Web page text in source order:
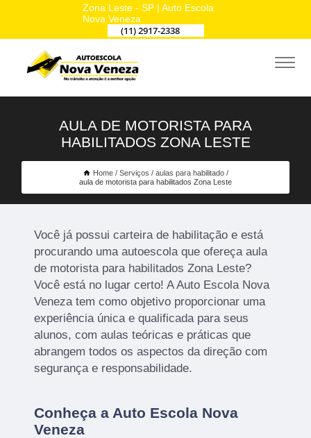
Zona Leste - SP | Auto Escola
Nova Veneza
(11) 2917-2338
AULA DE MOTORISTA PARA
HABILITADOS ZONA LESTE
Home Serviços
aulas para habilitado
aula de motorista para habilitados Zona Leste
Você já possui carteira de habilitação e está
procurando uma autoescola que ofereça aula
de motorista para habilitados Zona Leste?
Você está no lugar certo! A Auto Escola Nova
Veneza tem como objetivo proporcionar uma
experiência única e qualificada para seus
alunos, com aulas teóricas e práticas que
abrangem todos os aspectos da direção com
segurança e responsabilidade.
Conheça a Auto Escola Nova
Veneza